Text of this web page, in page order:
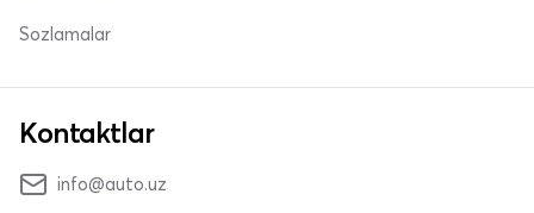
Sozlamalar
Kontaktlar
info@auto.uz